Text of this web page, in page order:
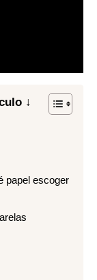
↓
papel escoger